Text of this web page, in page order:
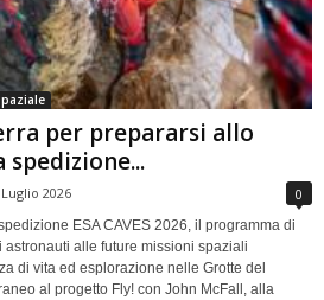
per prepararsi allo
spedizione...
2026 0
ESA CAVES 2026, il programma di
alle future missioni spaziali
di vita ed esplorazione nelle Grotte del
al progetto Fly! con John McFall, alla